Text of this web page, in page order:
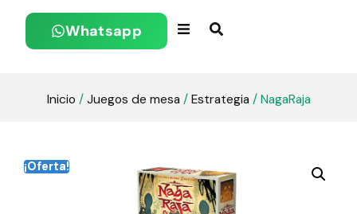
Whatsapp
Inicio /Juegos de mesa /Estrategia / NagaRaja
¡Oferta!